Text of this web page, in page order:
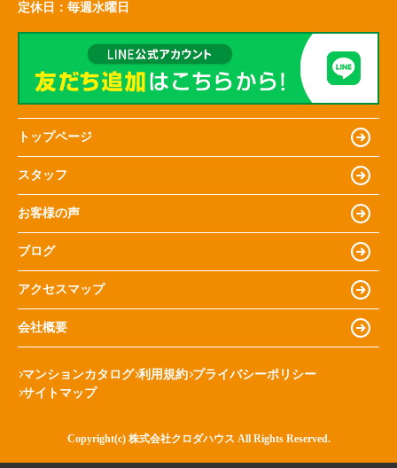
定休日： 毎週水曜日
トップページ
スタッフ
お客様の声
ブログ
アクセスマップ
会社概要
マンションカタログ 利用規約 プライバシーポリシー
サイトマップ
Copyright(c) 株式会社クロダハウス All Rights Reserved.